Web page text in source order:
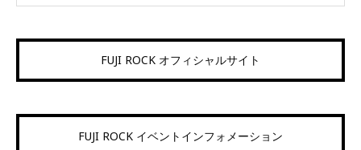
FUJI ROCK オフィシャルサイト
FUJI ROCK イベントインフォメーション